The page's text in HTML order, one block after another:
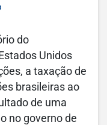
do
Unidos
a taxação de
brasileiras ao
de uma
no governo de